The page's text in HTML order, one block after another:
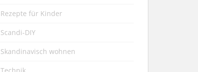
Rezepte für Kinder
Scandi-DIY
Skandinavisch wohnen